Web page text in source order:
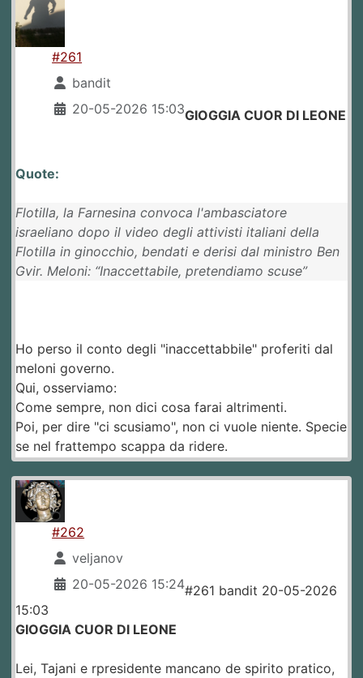
#261
bandit
20-05-2026 15:03GIOGGIA CUOR DI LEONE
Quote:
Flotilla, la Farnesina convoca l'ambasciatore
israeliano dopo il video degli attivisti italiani della
Flotilla in ginocchio, bendati e derisi dal ministro Ben
Gvir. Meloni: “Inaccettabile, pretendiamo scuse”
Ho perso il conto degli "inaccettabbile" proferiti dal
meloni governo.
Qui, osserviamo:
Come sempre, non dici cosa farai altrimenti.
Poi, per dire "ci scusiamo", non ci vuole niente. Specie
se nel frattempo scappa da ridere.
#262
veljanov
20-05-2026 15:24#261 bandit 20-05-2026
15:03
GIOGGIA CUOR DI LEONE
Lei, Tajani e rpresidente mancano de spirito pratico,